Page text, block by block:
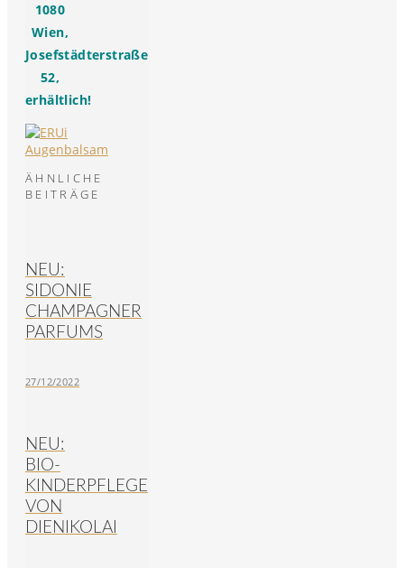
1080
Wien,
Josefstädterstraße
52,
erhältlich!
ÄHNLICHE
BEITRÄGE
NEU:
SIDONIE
CHAMPAGNER
PARFUMS
27/12/2022
NEU:
BIO-
KINDERPFLEGE
VON
DIENIKOLAI